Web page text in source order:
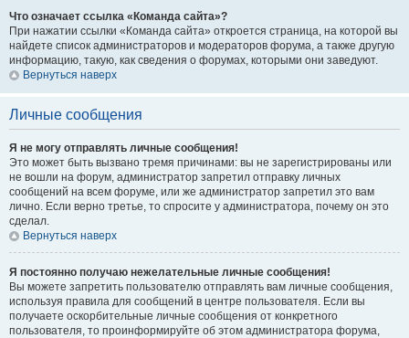
Что означает ссылка «Команда сайта»?
При нажатии ссылки «Команда сайта» откроется страница, на которой вы
найдете список администраторов и модераторов форума, а также другую
информацию, такую, как сведения о форумах, которыми они заведуют.
Вернуться наверх
Личные сообщения
Я не могу отправлять личные сообщения!
Это может быть вызвано тремя причинами: вы не зарегистрированы или
не вошли на форум, администратор запретил отправку личных
сообщений на всем форуме, или же администратор запретил это вам
лично. Если верно третье, то спросите у администратора, почему он это
сделал.
Вернуться наверх
Я постоянно получаю нежелательные личные сообщения!
Вы можете запретить пользователю отправлять вам личные сообщения,
используя правила для сообщений в центре пользователя. Если вы
получаете оскорбительные личные сообщения от конкретного
пользователя, то проинформируйте об этом администратора форума,